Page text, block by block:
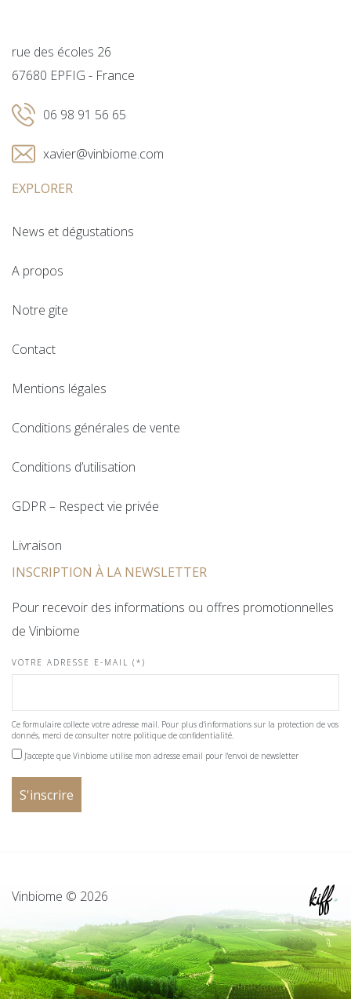
rue des écoles 26
67680 EPFIG - France
06 98 91 56 65
xavier@vinbiome.com
EXPLORER
News et dégustations
A propos
Notre gite
Contact
Mentions légales
Conditions générales de vente
Conditions d’utilisation
GDPR – Respect vie privée
Livraison
INSCRIPTION À LA NEWSLETTER
Pour recevoir des informations ou offres promotionnelles
de Vinbiome
VOTRE ADRESSE E-MAIL (*)
Ce formulaire collecte votre adresse mail. Pour plus d'informations sur la protection de vos
donnés, merci de consulter notre politique de confidentialité.
J'accepte que Vinbiome utilise mon adresse email pour l'envoi de newsletter
Vinbiome © 2026